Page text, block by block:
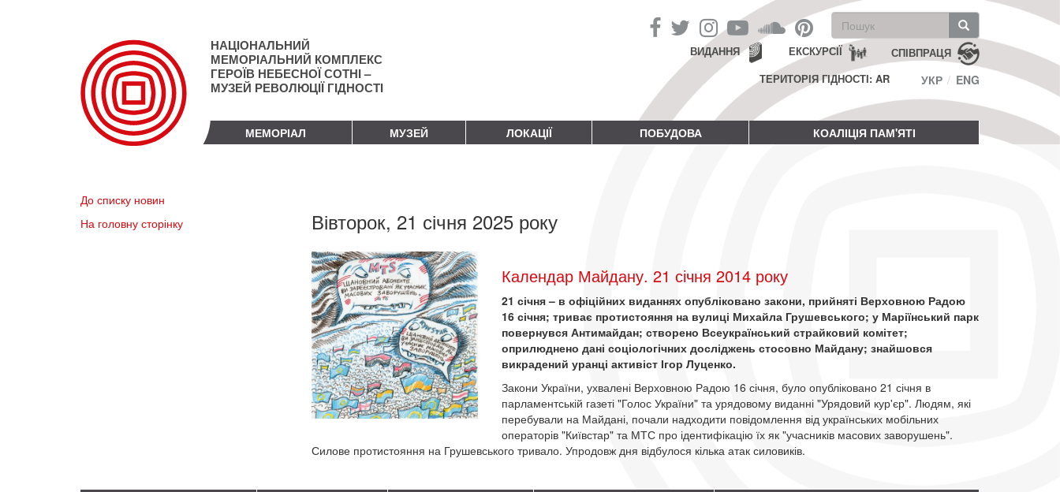
НАЦІОНАЛЬНИЙ
МЕМОРІАЛЬНИЙ КОМПЛЕКС
ГЕРОЇВ НЕБЕСНОЇ СОТНІ –
МУЗЕЙ РЕВОЛЮЦІЇ ГІДНОСТІ
Пошукова
форма
Пошук СПІВПРАЦЯ
ЕКСКУРСІЇ
ВИДАННЯ
ТЕРИТОРІЯ ГІДНОСТІ: AR
УКР ENG
МЕМОРІАЛ МУЗЕЙ ЛОКАЦІЇ ПОБУДОВА КОАЛІЦІЯ ПАМ'ЯТІ
До списку новин
На головну сторінку
Вівторок, 21 січня 2025 року
Календар Майдану. 21 січня 2014 року
21 січня – в офіційних виданнях опубліковано закони, прийняті Верховною Радою
16 січня; триває протистояння на вулиці Михайла Грушевського; у Маріїнський парк
повернувся Антимайдан; створено Всеукраїнський страйковий комітет;
оприлюднено дані соціологічних досліджень стосовно Майдану; знайшовся
викрадений уранці активіст Ігор Луценко.
Закони України, ухвалені Верховною Радою 16 січня, було опубліковано 21 січня в
парламентській газеті "Голос України" та урядовому виданні "Урядовий кур'єр". Людям, які
перебували на Майдані, почали надходити повідомлення від українських мобільних
операторів "Київстар" та МТС про ідентифікацію їх як "учасників масових заворушень".
Силове протистояння на Грушевського тривало. Упродовж дня відбулося кілька атак силовиків.